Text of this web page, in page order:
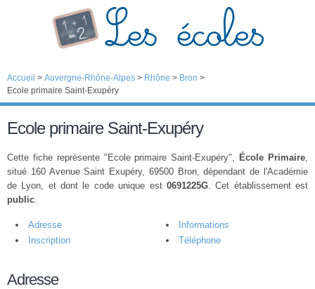
Accueil > Auvergne-Rhône-Alpes > Rhône > Bron >
Ecole primaire Saint-Exupéry
Ecole primaire Saint-Exupéry
Cette fiche représente "Ecole primaire Saint-Exupéry", École Primaire,
situé 160 Avenue Saint Exupéry, 69500 Bron, dépendant de l'Académie
de Lyon, et dont le code unique est 0691225G. Cet établissement est
public.
Adresse
Informations
Inscription
Téléphone
Adresse